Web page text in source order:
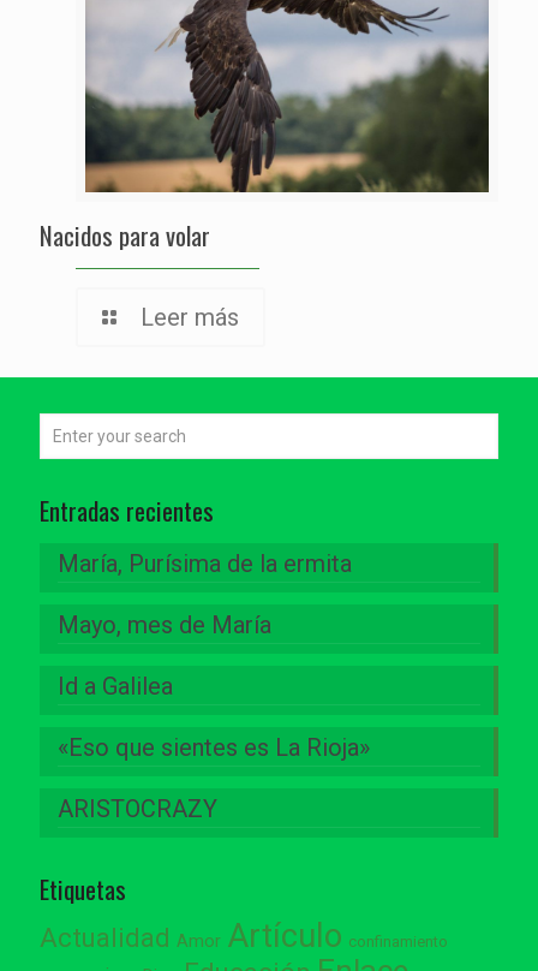
Nacidos para volar
Leer más
Entradas recientes
María, Purísima de la ermita
Mayo, mes de María
Id a Galilea
«Eso que sientes es La Rioja»
ARISTOCRAZY
Etiquetas
Actualidad Amor Artículo confinamiento